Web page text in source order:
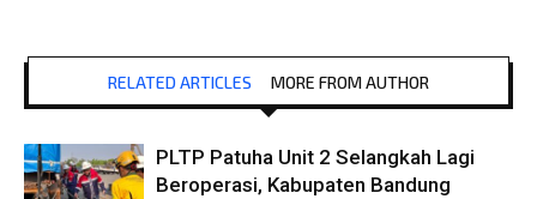
RELATED ARTICLES MORE FROM AUTHOR
PLTP Patuha Unit 2 Selangkah Lagi
Beroperasi, Kabupaten Bandung